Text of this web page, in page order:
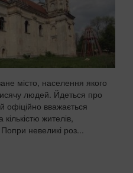
місто, населення якого
людей. Йдеться про
офіційно вважається
жителів,
невеликі роз...